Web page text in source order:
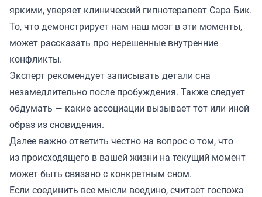
яркими, уверяет клинический гипнотерапевт Сара Бик.
То, что демонстрирует нам наш мозг в эти моменты,
может рассказать про нерешенные внутренние
конфликты.
Эксперт рекомендует записывать детали сна
незамедлительно после пробуждения. Также следует
обдумать — какие ассоциации вызывает тот или иной
образ из сновидения.
Далее важно ответить честно на вопрос о том, что
из происходящего в вашей жизни на текущий момент
может быть связано с конкретным сном.
Если соединить все мысли воедино, считает госпожа